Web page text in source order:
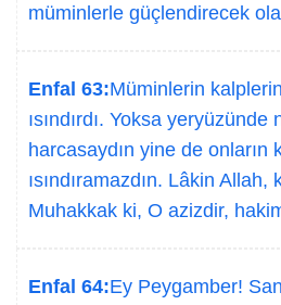
müminlerle güçlendirecek
Enfal 63:Müminlerin
ısındırdı. Yoksa
harcasaydın yine de onların
ısındıramazdın. Lâkin Allah,
Muhakkak ki, O azizdir,
Enfal 64:Ey Peygamber!